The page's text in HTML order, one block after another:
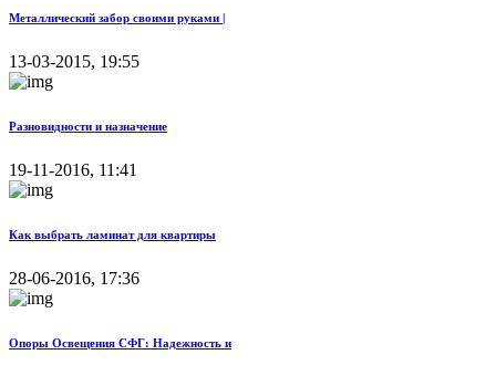
Металлический забор своими руками |
13-03-2015, 19:55
Разновидности и назначение
19-11-2016, 11:41
Как выбрать ламинат для квартиры
28-06-2016, 17:36
Опоры Освещения СФГ: Надежность и